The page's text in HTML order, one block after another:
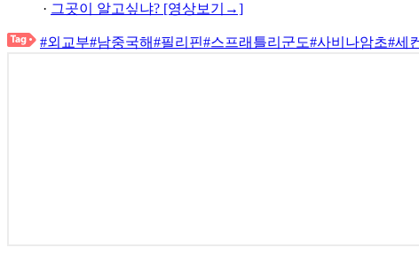
· 그곳이 알고싶냐? [영상보기→]
#외교부#남중국해#필리핀#스프래틀리군도#사비나암초#세